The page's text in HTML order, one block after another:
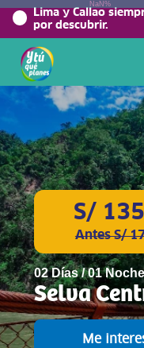
Lima y Callao
por descubrir.
NaN%
S/
Antes S/
02 Días / 01 Noche
Selva
Me